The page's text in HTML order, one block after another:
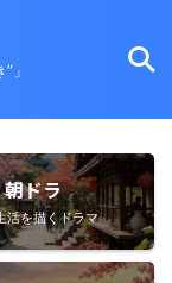
」
朝ドラ
活を描くドラマ